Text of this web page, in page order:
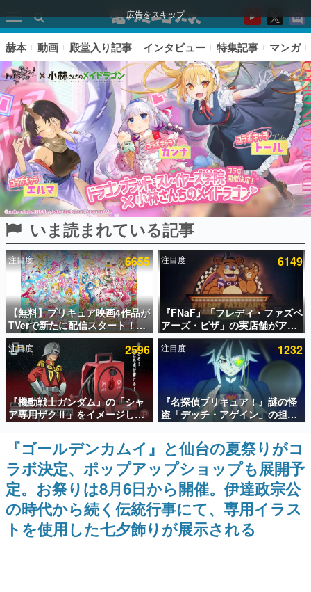
広告をスキップ
ピックアップ
電ファミのいま読まれている記事ランキング
アプリセール情報
インタビュー
連載・特集一覧
殿堂入り記事
SNS拡散数が数千以上！ ページビュー数万以上！ などな
ど。多くの人々に読まれた、電ファミ渾身の“殿堂入り”記
事をまとめました。
ゲームの企画書
名作ゲームクリエイターの方々に製作時のエピソードをお
聞きし、ヒットする企画（ゲーム）とは何か？を探ってい
きます。
赫本
この物語を解いてはいけない。『赫本』は、〈試験問題〉
の形をした短編ホラー小説集です。
赫本 動画 殿堂入り記事 インタビュー 特集記事 マンガ
いま読まれている記事
注目度 6655
【無料】プリキュア映画4作品が
TVerで新たに配信スタート！な
んと2018年～2024年の映画ほぼ
すべてが見放題に、ぶっちゃけ
ありえないラインナップ
注目度 6149
『FNaF』「フレディ・ファズベ
アーズ・ピザ」の実店舗がアメ
リカの商業施設「American
Dream」に2027年オープン！
ScottGamesとの共同開発、食
事だけでなくステージショーや
没入型のホラー体験も楽しめる
注目度 2596
『機動戦士ガンダム』の「シャ
ア専用ザクⅡ」をイメージした
散水ホースリールが予約開始。
本体にはシャアのパーソナルマ
ークやジオン公国軍のエンブレ
ム、型式番号などを配置
注目度 1232
『名探偵プリキュア！』謎の怪
盗「デッチ・アゲイン」の担当
キャストは天﨑滉平さんと判
明。『Re:ゼロから始める異世
界生活』オットー役、『ヒプノ
シスマイク』山田三郎役など
『ゴールデンカムイ』と仙台の夏祭りがコ
ラボ決定、ポップアップショップも展開予
定。お祭りは8月6日から開催。伊達政宗公
の時代から続く伝統行事にて、専用イラス
トを使用した七夕飾りが展示される